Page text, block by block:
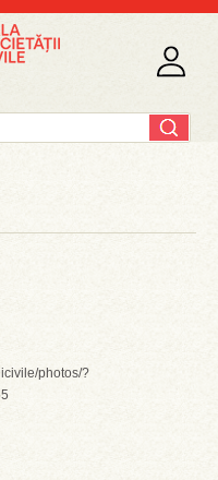
photos/?